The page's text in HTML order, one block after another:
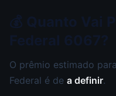
O prêmio estimado
Federal é de a definir.